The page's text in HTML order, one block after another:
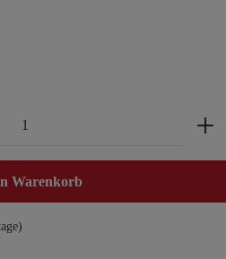
gewünschten Wert ein
Warenkorb